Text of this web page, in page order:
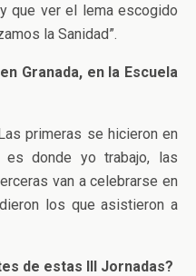
que ver el lema escogido
la Sanidad”.
Granada, en la Escuela
primeras se hicieron en
donde yo trabajo, las
van a celebrarse en
los que asistieron a
de estas III Jornadas?